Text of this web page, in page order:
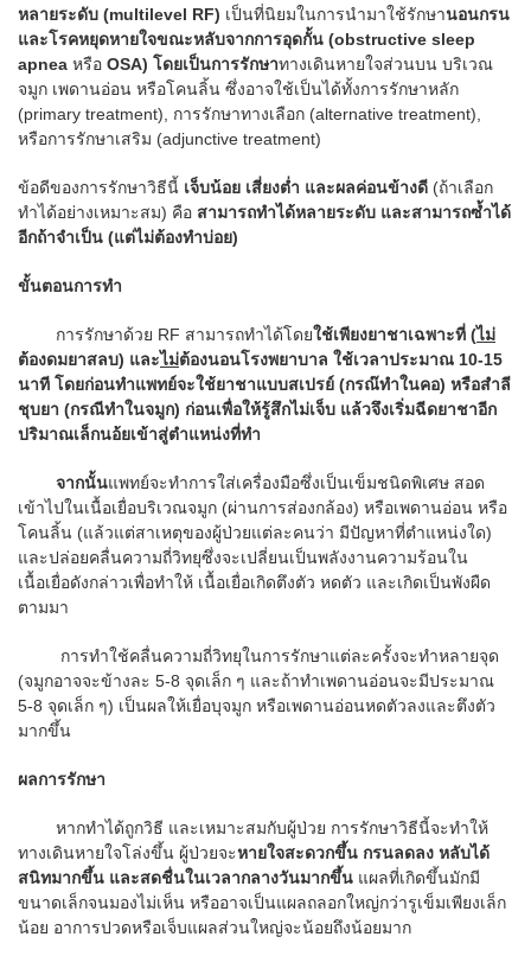
หลายระดับ (multilevel RF) เป็นที่นิยมในการนำมาใช้รักษานอนกรน
และโรคหยุดหายใจขณะหลับจากการอุดกั้น (obstructive sleep
apnea หรือ OSA) โดยเป็นการรักษาทางเดินหายใจส่วนบน บริเวณ
จมูก เพดานอ่อน หรือโคนลิ้น ซึ่งอาจใช้เป็นได้ทั้งการรักษาหลัก
(primary treatment), การรักษาทางเลือก (alternative treatment),
หรือการรักษาเสริม (adjunctive treatment)
ข้อดีของการรักษาวิธีนี้ เจ็บน้อย เสี่ยงต่ำ และผลค่อนข้างดี (ถ้าเลือก
ทำได้อย่างเหมาะสม) คือ สามารถทำได้หลายระดับ และสามารถซ้ำได้
อีกถ้าจำเป็น (แต่ไม่ต้องทำบ่อย)
ขั้นตอนการทำ
การรักษาด้วย RF สามารถทำได้โดยใช้เพียงยาชาเฉพาะที่ (ไม่
ต้องดมยาสลบ) และไม่ต้องนอนโรงพยาบาล ใช้เวลาประมาณ 10-15
นาที โดยก่อนทำแพทย์จะใช้ยาชาแบบสเปรย์ (กรณ๊ทำในคอ) หรือสำลี
ชุบยา (กรณีทำในจมูก) ก่อนเพื่อให้รู้สึกไม่เจ็บ แล้วจึงเริ่มฉีดยาชาอีก
ปริมาณเล็กนอ้ยเข้าสู่ตำแหน่งที่ทำ
จากนั้นแพทย์จะทำการใส่เครื่องมือซึ่งเป็นเข็มชนิดพิเศษ สอด
เข้าไปในเนื้อเยื่อบริเวณจมูก (ผ่านการส่องกล้อง) หรือเพดานอ่อน หรือ
โคนลิ้น (แล้วแต่สาเหตุของผู้ป่วยแต่ละคนว่า มีปัญหาที่ตำแหน่งใด)
และปล่อยคลื่นความถี่วิทยุซึ่งจะเปลี่ยนเป็นพลังงานความร้อนใน
เนื้อเยื่อดังกล่าวเพื่อทำให้ เนื้อเยื่อเกิดตึงตัว หดตัว และเกิดเป็นพังผืด
ตามมา
การทำใช้คลื่นความถี่วิทยุในการรักษาแต่ละครั้งจะทำหลายจุด
(จมูกอาจจะข้างละ 5-8 จุดเล็ก ๆ และถ้าทำเพดานอ่อนจะมีประมาณ
5-8 จุดเล็ก ๆ) เป็นผลให้เยื่อบุจมูก หรือเพดานอ่อนหดตัวลงและตึงตัว
มากขึ้น
ผลการรักษา
หากทำได้ถูกวิธี และเหมาะสมกับผู้ป่วย การรักษาวิธีนี้จะทำให้
ทางเดินหายใจโล่งขึ้น ผู้ป่วยจะหายใจสะดวกขึ้น กรนลดลง หลับได้
สนิทมากขึ้น และสดชื่นในเวลากลางวันมากขึ้น แผลที่เกิดขึ้นมักมี
ขนาดเล็กจนมองไม่เห็น หรืออาจเป็นแผลถลอกใหญ่กว่ารูเข็มเพียงเล็ก
น้อย อาการปวดหรือเจ็บแผลส่วนใหญ่จะน้อยถึงน้อยมาก